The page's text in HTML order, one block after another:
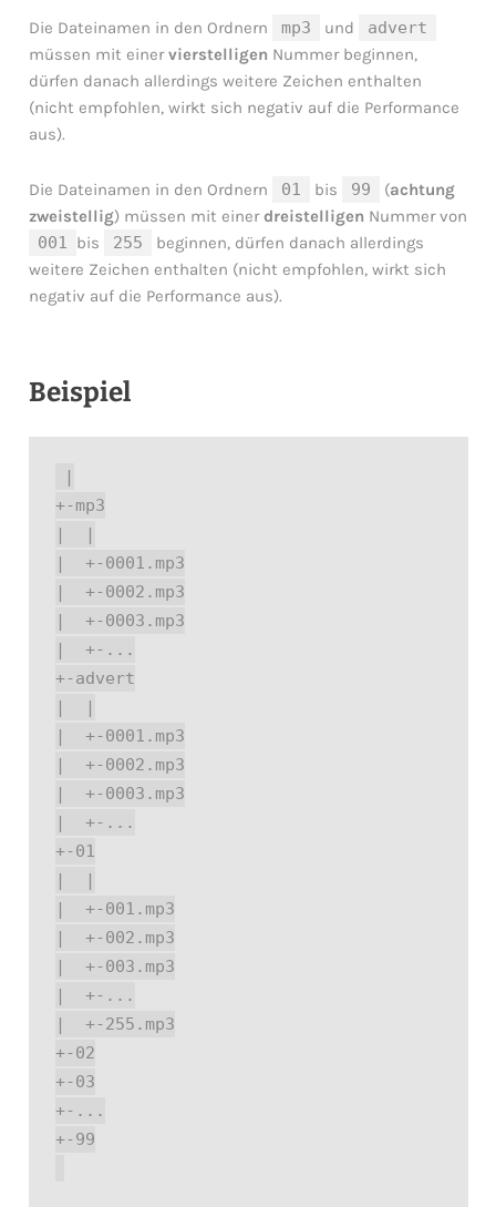
Die Dateinamen in den Ordnern mp3 und
advert
müssen mit einervierstelligen Nummer beginnen,
dürfen danach allerdings weitere Zeichen enthalten
(nicht empfohlen, wirkt sich negativ auf die Performance
aus).
Die Dateinamen in den Ordnern 01 bis 99 (achtung
zweistellig) müssen mit einerdreistelligen Nummer von
001 bis 255
beginnen, dürfen danach allerdings
weitere Zeichen enthalten (nicht empfohlen, wirkt sich
negativ auf die Performance aus).
Beispiel
|
+-mp3
|  |
|  +-0001.mp3
|  +-0002.mp3
|  +-0003.mp3
|  +-...
+-advert
|  |
|  +-0001.mp3
|  +-0002.mp3
|  +-0003.mp3
|  +-...
+-01
|  |
|  +-001.mp3
|  +-002.mp3
|  +-003.mp3
|  +-...
|  +-255.mp3
+-02
+-03
+-...
+-99